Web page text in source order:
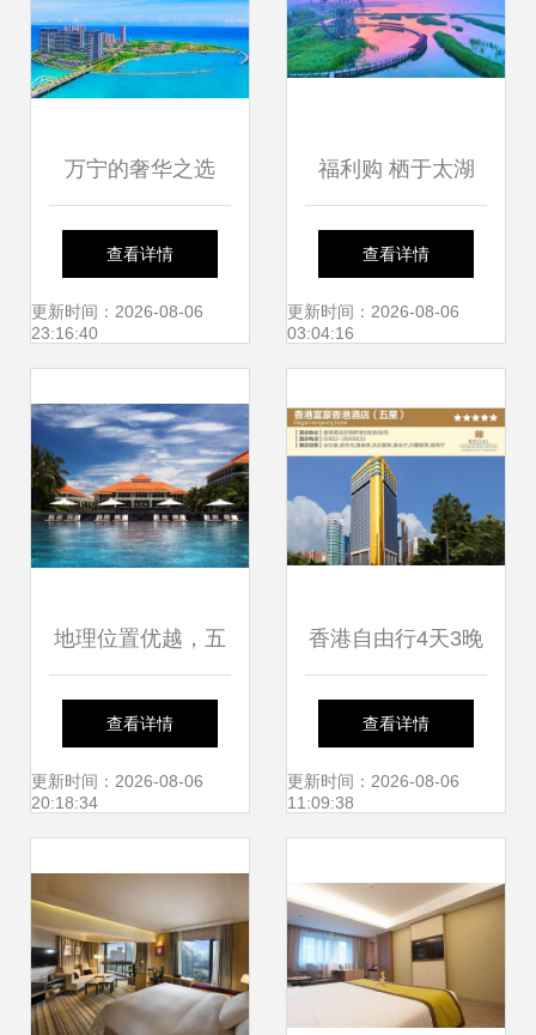
美食
万宁的奢华之选
451元至600元的五
星级酒店体验
查看详情
更新时间：2026-08-06
23:16:40
福利购 栖于太湖
畔，遇见“小镰
仓”——暑期短假逃
查看详情
更新时间：2026-08-06
03:04:16
地理位置优越，五
星酒店 感受岘港柔
美从豪华出发
查看详情
更新时间：2026-08-06
20:18:34
香港自由行4天3晚
旅行套餐 迪士尼
+海洋公园4日游，
查看详情
更新时间：2026-08-06
11:09:38